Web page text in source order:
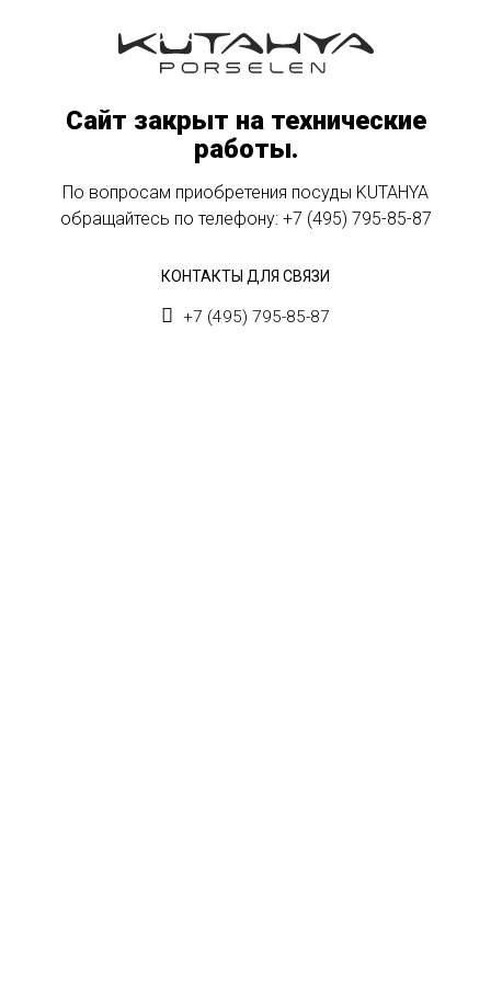
Сайт закрыт на технические
работы.
По вопросам приобретения посуды KUTAHYA
обращайтесь по телефону: +7 (495) 795-85-87
КОНТАКТЫ ДЛЯ СВЯЗИ
+7 (495) 795-85-87